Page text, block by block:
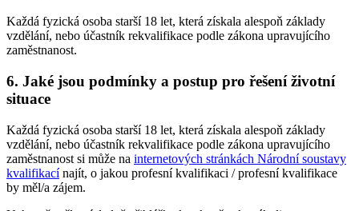
Každá fyzická osoba starší 18 let, která získala alespoň základy
vzdělání, nebo účastník rekvalifikace podle zákona upravujícího
zaměstnanost.
6. Jaké jsou podmínky a postup pro řešení životní
situace
Každá fyzická osoba starší 18 let, která získala alespoň základy
vzdělání, nebo účastník rekvalifikace podle zákona upravujícího
zaměstnanost si může na internetových stránkách Národní soustavy
kvalifikacínajít, o jakou profesní kvalifikaci / profesní kvalifikace
by měl/a zájem.